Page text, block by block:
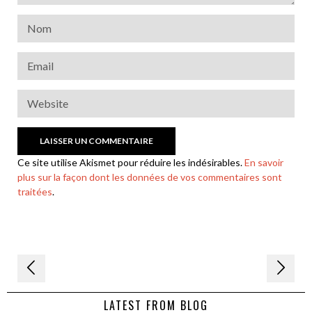
Ce site utilise Akismet pour réduire les indésirables.En savoir
plus sur la façon dont les données de vos commentaires sont
traitées.
Navigation
de LATEST FROM BLOG